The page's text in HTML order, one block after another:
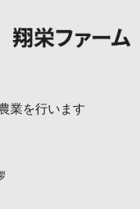
業を行います